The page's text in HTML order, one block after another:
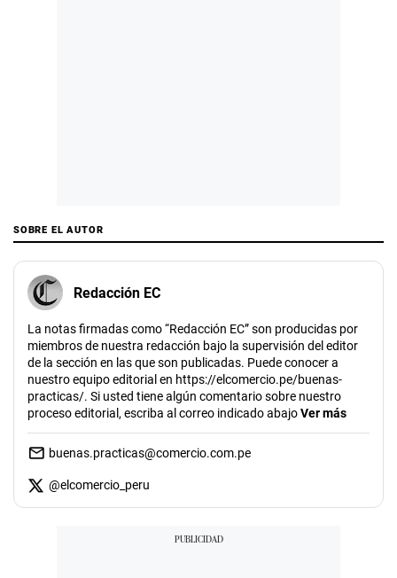
SOBRE EL AUTOR
Redacción EC
La notas firmadas como “Redacción EC” son producidas por
miembros de nuestra redacción bajo la supervisión del editor
de la sección en las que son publicadas. Puede conocer a
nuestro equipo editorial en https://elcomercio.pe/buenas-
practicas/. Si usted tiene algún comentario sobre nuestro
proceso editorial, escriba al correo indicado abajoVer más
buenas.practicas@comercio.com.pe
@elcomercio_peru